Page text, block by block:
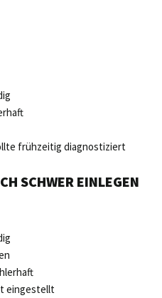
frühzeitig diagnostiziert
SCHWER EINLEGEN
eingestellt